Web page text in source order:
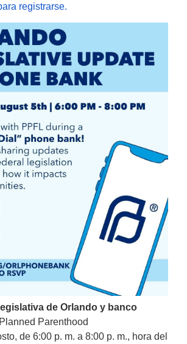
registrarse.
de Orlando y banco
Parenthood
de 6:00 p. m. a 8:00 p. m., hora del